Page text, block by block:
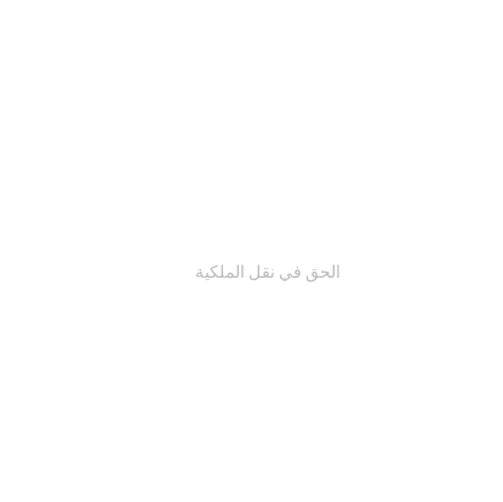
الحق في نقل الملكية